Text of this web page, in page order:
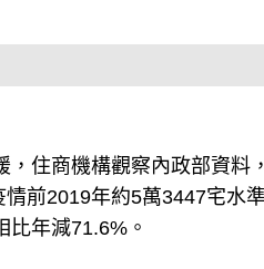
，住商機構觀察內政部資
前2019年約5萬3447宅水
年減71.6%。